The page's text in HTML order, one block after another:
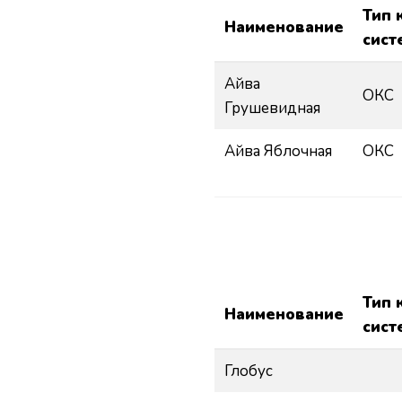
Наименование
Тип
Айва
Грушевидная
ОКС
Айва Яблочная ОКС
Наименование
Тип
Глобус